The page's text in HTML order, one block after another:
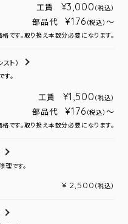
工賃 ¥3,000 （税込）
部品代 ¥176 （税込） ～
です。取り換え本数分必要になります。
ト）
。
工賃 ¥1,500 （税込）
部品代 ¥176 （税込） ～
です。取り換え本数分必要になります。
です。
¥ 2,500 （税込）